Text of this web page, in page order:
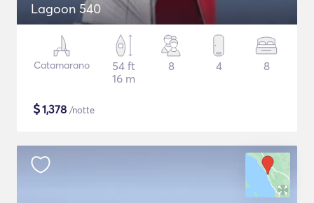
Lagoon 540
Catamarano
54 ft
16 m
8 4 8
$1,378 /notte